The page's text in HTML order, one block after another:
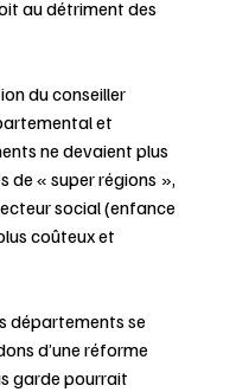
au détriment des
du conseiller
et
ne devaient plus
« super régions »,
social (enfance
coûteux et
départements se
d’une réforme
garde pourrait